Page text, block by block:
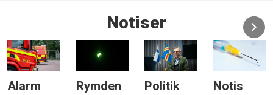
Notiser
Alarm Rymden Politik Notis